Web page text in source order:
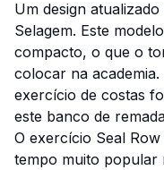
Um design
Selagem. Este
compacto, o que o
colocar na
exercício de costas
este banco de
O exercício Seal
tempo muito popular